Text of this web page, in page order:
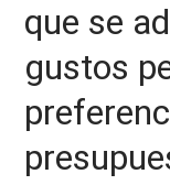
que se
gustos